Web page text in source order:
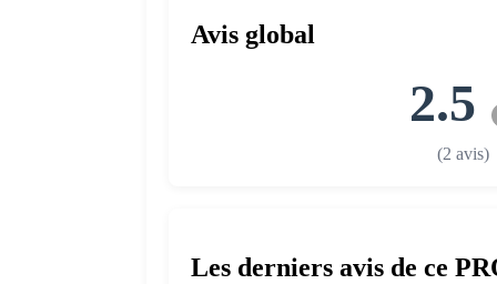
Avis global
2.5
(2 avis)
Les derniers avis de ce